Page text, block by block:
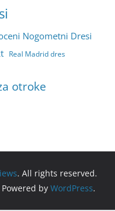
Nogometni Dresi
Real Madrid dres
otroke
. All rights reserved.
by WordPress.